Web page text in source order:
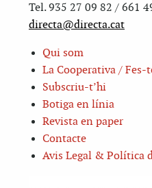
Tel. 935 27 09 82 / 661
directa@directa.cat
Qui som
La Cooperativa / Fes-
Subscriu-t’hi
Botiga en línia
Revista en paper
Contacte
Avis Legal & Política